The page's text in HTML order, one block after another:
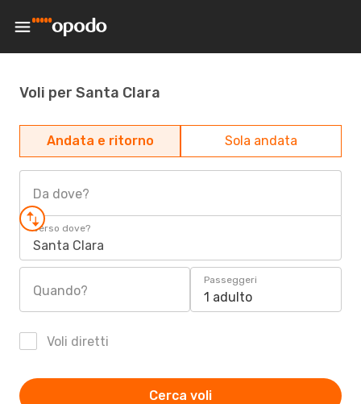
Voli per Santa Clara
Andata e ritorno Sola andata
Da dove?
Verso dove?
Santa Clara
Quando?
Passeggeri
1 adulto
Voli diretti
Cerca voli